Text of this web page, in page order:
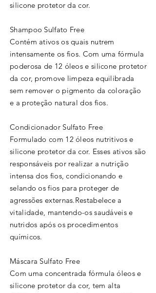
silicone protetor da cor.
Shampoo Sulfato Free
Contém ativos os quais nutrem
intensamente os fios. Com uma fórmula
poderosa de 12 óleos e silicone protetor
da cor, promove limpeza equilibrada
sem remover o pigmento da coloração
e a proteção natural dos fios.
Condicionador Sulfato Free
Formulado com 12 óleos nutritivos e
silicone protetor da cor. Esses ativos são
responsáveis por realizar a nutrição
intensa dos fios, condicionando e
selando os fios para proteger de
agressões externas.Restabelece a
vitalidade, mantendo-os saudáveis e
nutridos após os procedimentos
químicos.
Máscara Sulfato Free
Com uma concentrada fórmula óleos e
silicone protetor da cor, tem alta